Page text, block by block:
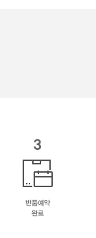
3
반품예약
완료